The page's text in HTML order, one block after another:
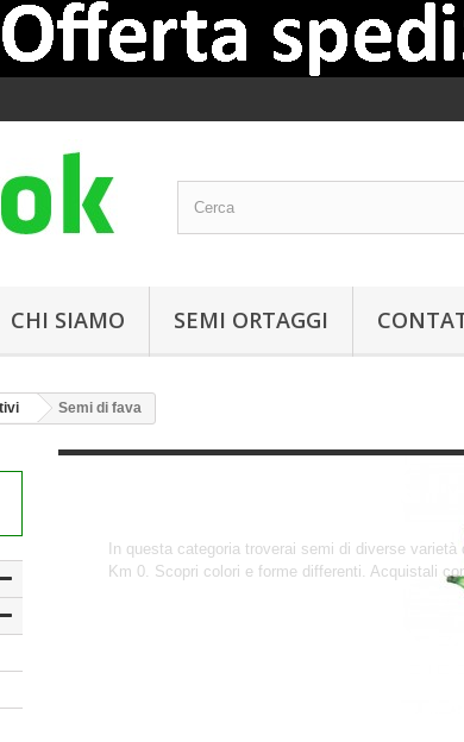
CHI SIAMO SEMI ORTAGGI
Semi di fava
In questa categoria troverai semi di diverse
Km 0. Scopri colori e forme differenti. Acquistali